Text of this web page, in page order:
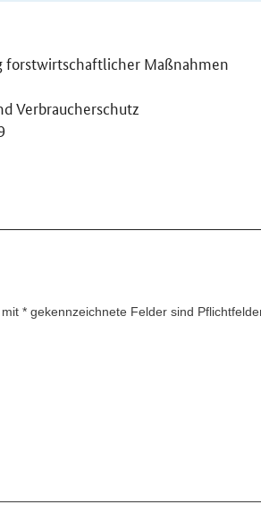
forstwirtschaftlicher Maßnahmen
Verbraucherschutz